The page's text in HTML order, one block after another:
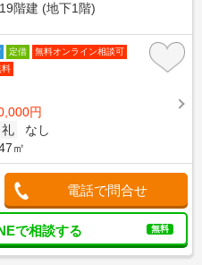
19階建 (地下1階)
定借
無料オンライン相談可
料
円
礼
なし
㎡
電話で問合せ
で相談する 無料